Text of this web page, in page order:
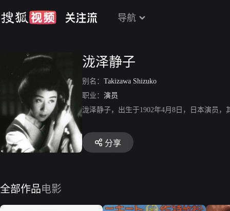
导航
泷泽静子
别名： Takizawa Shizuko
职业： 演员
泷泽静子，出生于1902年4月8日，日本演员
分享
全部作品电影